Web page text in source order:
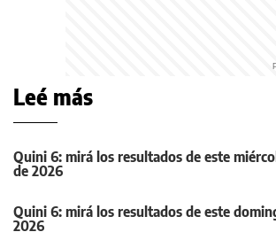
Leé más
Quini 6: mirá los resultados de este
de 2026
Quini 6: mirá los resultados de este
2026